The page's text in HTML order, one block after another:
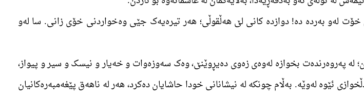
لەو بەردە دە! دوازدە کانی لێ ھەڵقوڵی؛ ھەر تیرەیەک جێی وەخواردنی خۆی زانی. سا لەو
لە پەروەرندەت بخوازە لەوەی زەوی دەیڕوێنێ، وەک سەوزەوات و خەیار و نیسک و سیر و پیواز،
ئێوە لەوێە. بەڵام چونکە لە نیشانانی خودا حاشایان دەکرد، ھەر لە ناھەق پێغەمبەرەکانیان